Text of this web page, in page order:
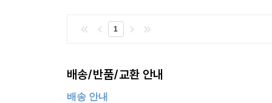
1
배송/반품/교환 안내
배송 안내